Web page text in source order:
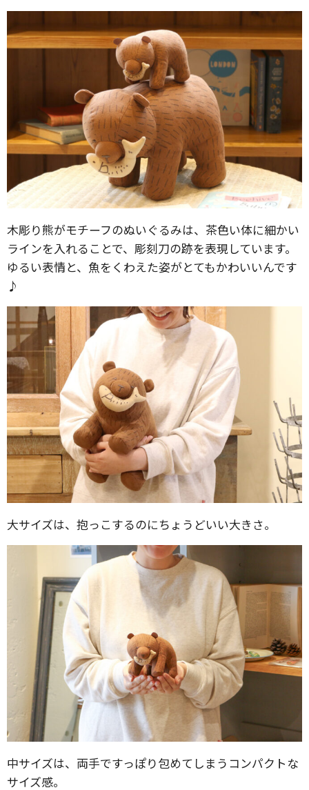
木彫り熊がモチーフのぬいぐるみは、茶色い体に細かい
ラインを入れることで、彫刻刀の跡を表現しています。
ゆるい表情と、魚をくわえた姿がとてもかわいいんです
♪
大サイズは、抱っこするのにちょうどいい大きさ。
中サイズは、両手ですっぽり包めてしまうコンパクトな
サイズ感。